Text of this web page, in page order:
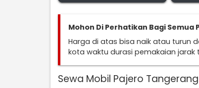
Mohon Di Perhatikan Bagi Semua
Harga di atas bisa naik atau turun
kota waktu durasi pemakaian
Sewa Mobil Pajero Tangerang